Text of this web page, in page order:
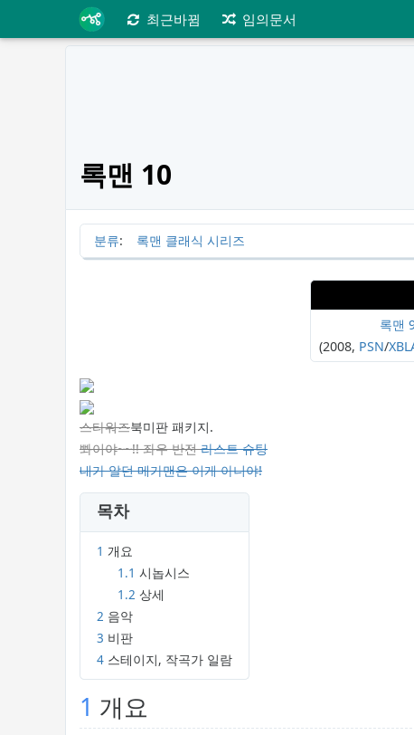
최근바뀜 임의문서
록맨 10
분류: 록맨 클래식 시리즈
록맨
(2008, PSN/
스타워즈북미판 패키지.
뽜이야~~!! 좌우 반전라스트 슈팅
내가 알던 메가맨은 이게 아니야!
목차
1 개요
1.1 시놉시스
1.2 상세
2 음악
3 비판
4 스테이지, 작곡가 일람
1 개요